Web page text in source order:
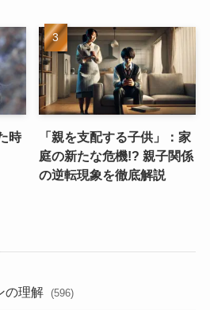
時
「親を支配する子供」：家
庭の新たな危機!? 親子関係
の逆転現象を徹底解説
の理解 (596)